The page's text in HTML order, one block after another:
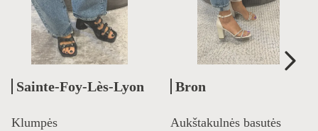
Sainte-Foy-Lès-Lyon
Klumpės
Bron
Aukštakulnės basutės